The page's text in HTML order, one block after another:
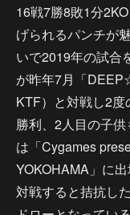
16戦7勝8敗1分
げられるパンチが
いで2019年の試合
が昨年7月「
KTF）と対戦し2
勝利、2人目の子
は「Cygames
YOKOHAMA」に
対戦すると拮抗し